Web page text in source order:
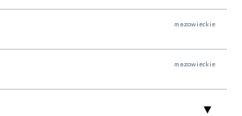
mazowieckie
mazowieckie